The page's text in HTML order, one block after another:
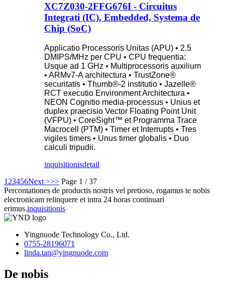
XC7Z030-2FFG676I - Circuitus
Integrati (IC), Embedded, Systema de
Chip (SoC)
Applicatio Processoris Unitas (APU) • 2.5
DMIPS/MHz per CPU • CPU frequentia:
Usque ad 1 GHz • Multiprocessoris auxilium
• ARMv7-A architectura • TrustZone®
securitatis • Thumb®-2 institutio • Jazelle®
RCT executio Environment Architectura •
NEON Cognitio media-processus • Unius et
duplex praecisio Vector Floating Point Unit
(VFPU) • CoreSight™ et Programma Trace
Macrocell (PTM) • Timer et Interrupts • Tres
vigiles timers • Unus timer globalis • Duo
calculi tripudii.
inquisitionisdetail
1 23456Next >>> Page 1 / 37
Percontationes de productis nostris vel pretioso, rogamus te nobis
electronicam relinquere et intra 24 horas continuari
erimus.inquisitionis
Yingnuode Technology Co., Ltd.
0755-28196071
linda.tan@yingnuode.com
De nobis